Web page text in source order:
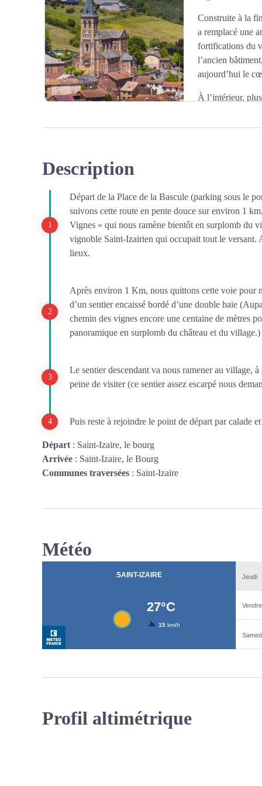
Voir l'image en plein écran
enfants.
Voir l'image en plein écran
Construite à la
a remplacé une
fortifications du
l’ancien
aujourd’hui le
À l’intérieur,
village, ainsi qu’une plaque en bois datée de 1679.
Description
Départ de la Place de la Bascule (parking sous le
suivons cette route en pente douce sur environ 1
Vignes » qui nous ramène bientôt en surplomb du
vignoble Saint-Izairien qui occupait tout le versant.
lieux.
Après environ 1 Km, nous quittons cette voie pour
d’un sentier encaissé bordé d’une double haie
chemin des vignes encore une centaine de mètres
panoramique en surplomb du château et du village.)
Le sentier descendant va nous ramener au village,
peine de visiter (ce sentier assez escarpé nous
Puis reste à rejoindre le point de départ par calade
Départ : Saint-Izaire, le bourg
Arrivée : Saint-Izaire, le Bourg
Communes traversées : Saint-Izaire
Météo
Profil altimétrique